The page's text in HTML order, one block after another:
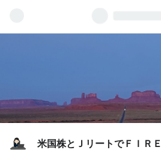
米国株とＪリートでＦＩＲＥ